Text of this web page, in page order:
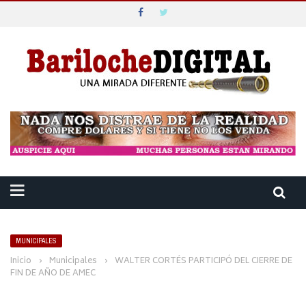
MUNICIPALES
Inicio › Municipales › WALTER CORTÉS PARTICIPÓ DEL CIERRE DE
FIN DE AÑO DE AMEC